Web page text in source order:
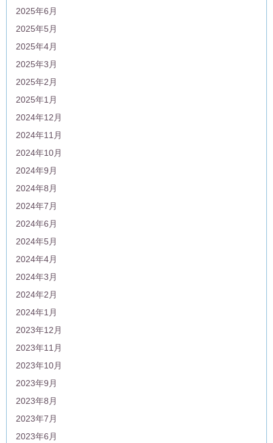
2025年6月
2025年5月
2025年4月
2025年3月
2025年2月
2025年1月
2024年12月
2024年11月
2024年10月
2024年9月
2024年8月
2024年7月
2024年6月
2024年5月
2024年4月
2024年3月
2024年2月
2024年1月
2023年12月
2023年11月
2023年10月
2023年9月
2023年8月
2023年7月
2023年6月